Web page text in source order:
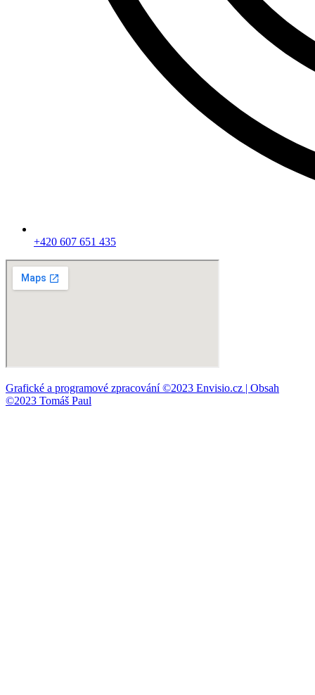
+420 607 651 435
Grafické a programové zpracování ©2023 Envisio.cz | Obsah
©2023 Tomáš Paul